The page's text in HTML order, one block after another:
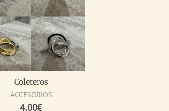
Coleteros
ACCESORIOS
4.00€